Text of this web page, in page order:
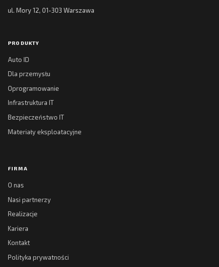
ul. Mory 12, 01-303 Warszawa
PRODUKTY
Auto ID
Dla przemysłu
Oprogramowanie
Infrastruktura IT
Bezpieczeństwo IT
Materiały eksploatacyjne
FIRMA
O nas
Nasi partnerzy
Realizacje
Kariera
Kontakt
Polityka prywatności